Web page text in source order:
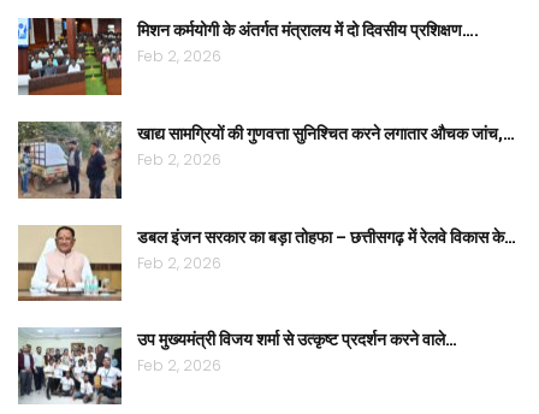
मिशन कर्मयोगी के अंतर्गत मंत्रालय में दो दिवसीय प्रशिक्षण….
Feb 2, 2026
खाद्य सामग्रियों की गुणवत्ता सुनिश्चित करने लगातार औचक जांच,…
Feb 2, 2026
डबल इंजन सरकार का बड़ा तोहफा – छत्तीसगढ़ में रेलवे विकास के…
Feb 2, 2026
उप मुख्यमंत्री विजय शर्मा से उत्कृष्ट प्रदर्शन करने वाले…
Feb 2, 2026